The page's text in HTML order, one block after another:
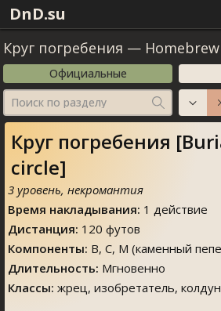
DnD.su
Круг погребения —
Официальные
Поиск по разделу
Круг погребения
circle]
3 уровень, некромантия
Время накладывания: 1 действие
Дистанция: 120 футов
Компоненты: В, С, М (каменный
Длительность: Мгновенно
Классы: жрец, изобретатель,